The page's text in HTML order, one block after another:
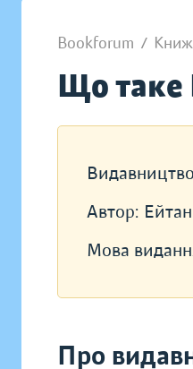
Bookforum /
Що таке
Автор:
Мова
Про